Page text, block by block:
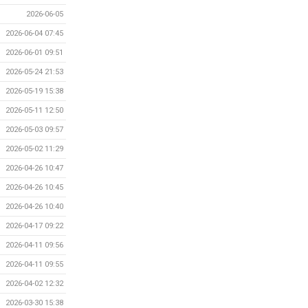
2026-06-05
2026-06-04 07:45
2026-06-01 09:51
2026-05-24 21:53
2026-05-19 15:38
2026-05-11 12:50
2026-05-03 09:57
2026-05-02 11:29
2026-04-26 10:47
2026-04-26 10:45
2026-04-26 10:40
2026-04-17 09:22
2026-04-11 09:56
2026-04-11 09:55
2026-04-02 12:32
2026-03-30 15:38